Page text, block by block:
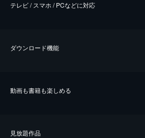
テレビ / スマホ / PCなどに対応
ダウンロード機能
動画も書籍も楽しめる
⾒放題作品